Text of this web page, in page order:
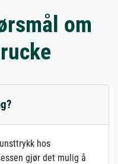
om
hos
gjør det mulig å